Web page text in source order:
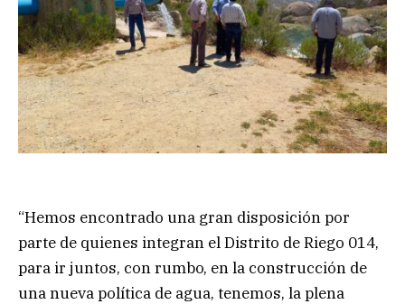
“Hemos encontrado una gran disposición por
parte de quienes integran el Distrito de Riego 014,
para ir juntos, con rumbo, en la construcción de
una nueva política de agua, tenemos, la plena